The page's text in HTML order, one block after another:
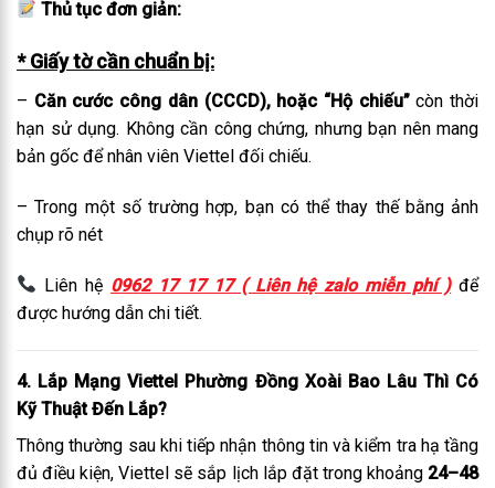
Thủ tục đơn giản:
* Giấy tờ cần chuẩn bị:
– Căn cước công dân (CCCD), hoặc “Hộ chiếu”còn thời
hạn sử dụng. Không cần công chứng, nhưng bạn nên mang
bản gốc để nhân viên Viettel đối chiếu.
– Trong một số trường hợp, bạn có thể thay thế bằng ảnh
chụp rõ nét
Liên hệ 0962 17 17 17 ( Liên hệ zalo miễn phí ) để
được hướng dẫn chi tiết.
4. Lắp Mạng Viettel Phường Đồng Xoài Bao Lâu Thì Có
Kỹ Thuật Đến Lắp?
Thông thường sau khi tiếp nhận thông tin và kiểm tra hạ tầng
đủ điều kiện, Viettel sẽ sắp lịch lắp đặt trong khoảng 24–48